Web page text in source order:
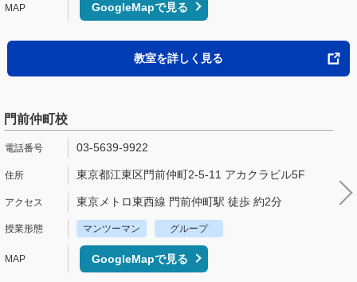
GoogleMapで見る
教室を詳しく見る
門前仲町校
03-5639-9922
東京都江東区門前仲町2-5-11 アカクラビル5F
東京メトロ東西線 門前仲町駅 徒歩 約2分
マンツーマン グループ
GoogleMapで見る